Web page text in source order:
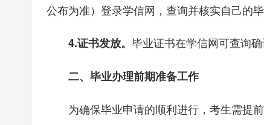
公布为准）登录学信网，查询并核实自己的毕
4.证书发放。 毕业证书在学信网可查询
二、毕业办理前期准备工作
为确保毕业申请的顺利进行，考生需提前